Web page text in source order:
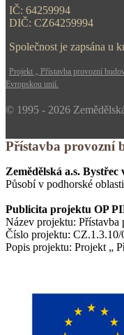
IČ: 64259994
DIČ: CZ64259994
Společnost je zapsána u
Projekt „ Přístavba provozní
Evropskou unií.
© 1995 - 2026
Přístavba provozní
Zemědělská a.s. Bystřec
Působí v podhorské
Publicita projektu OP
Název projektu:
Číslo projektu:
Popis projektu: Projekt „